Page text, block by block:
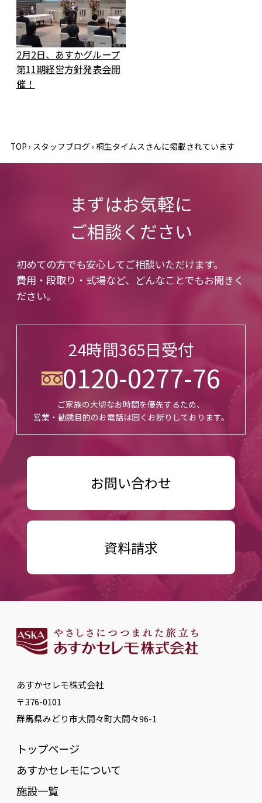
2月2日、あすかグループ
第11期経営方針発表会開
催！
TOP › スタッフブログ › 桐生タイムスさんに掲載されています
まずはお気軽に
ご相談ください
初めての方でも安心してご相談いただけます。
費用・段取り・式場など、どんなことでもお聞きく
ださい。
24時間365日受付
0120-0277-76
ご家族の大切なお時間を優先するため、
営業・勧誘目的のお電話は固くお断りしております。
お問い合わせ
資料請求
あすかセレモ株式会社
〒376-0101
群馬県みどり市大間々町大間々96-1
トップページ
あすかセレモについて
施設一覧